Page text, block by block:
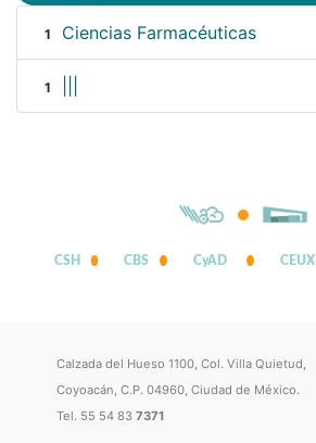
1 Ciencias Farmacéuticas
1
CSH CBS CyAD CEUX
Calzada del Hueso 1100, Col. Villa Quietud,
Coyoacán, C.P. 04960, Ciudad de México.
Tel. 55 54 837371